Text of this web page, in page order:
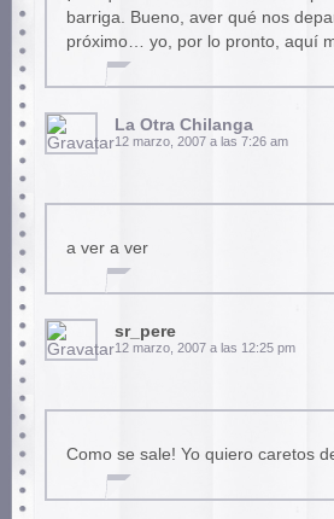
barriga. Bueno, aver qué nos
próximo… yo, por lo pronto, aquí
La Otra Chilanga
12 marzo, 2007 a las 7:26 am
a ver a ver
sr_pere
12 marzo, 2007 a las 12:25 pm
Como se sale! Yo quiero caretos